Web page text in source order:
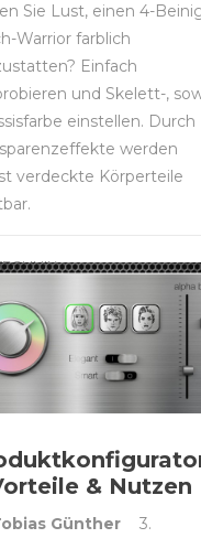
Sie Lust, einen 4-
Warrior farblich
Einfach
und Skelett-,
einstellen. Durch
werden
verdeckte Körperteile
& Nutzen
Günther
3.